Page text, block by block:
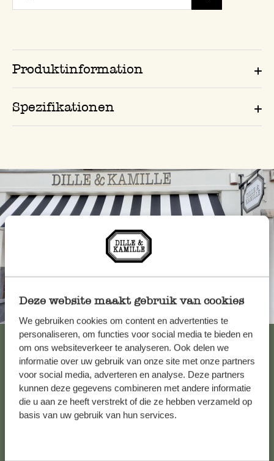
Deze website maakt gebruik van cookies
We gebruiken cookies om content en advertenties te
personaliseren, om functies voor social media te bieden en
om ons websiteverkeer te analyseren. Ook delen we
informatie over uw gebruik van onze site met onze partners
voor social media, adverteren en analyse. Deze partners
kunnen deze gegevens combineren met andere informatie
die u aan ze heeft verstrekt of die ze hebben verzameld op
basis van uw gebruik van hun services.
Produktinformation
Spezifikationen
Immer in der Nähe
Alle 62 Geschäfte anzeigen
Kundenservice/Hilfe
Falls Sie Fragen haben oder Tipps und Hilfe brauchen, wenden